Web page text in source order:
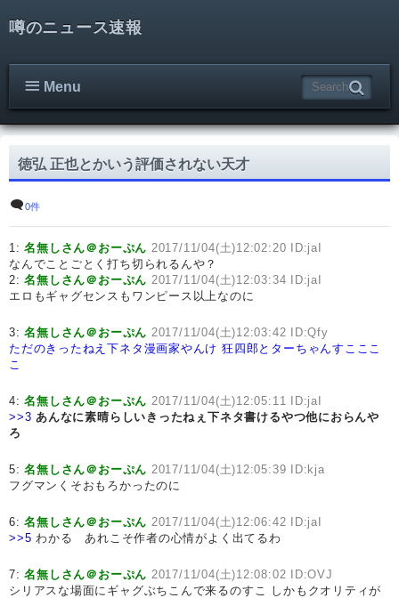
噂のニュース速報
Menu
徳弘 正也とかいう評価されない天才
0件
1:名無しさん＠おーぷん 2017/11/04(土)12:02:20 ID:jaI
なんでことごとく打ち切られるんや？
2:名無しさん＠おーぷん 2017/11/04(土)12:03:34 ID:jaI
エロもギャグセンスもワンピース以上なのに
3:名無しさん＠おーぷん 2017/11/04(土)12:03:42 ID:Qfy
ただのきったねえ下ネタ漫画家やんけ 狂四郎とターちゃんすこここ
こ
4:名無しさん＠おーぷん 2017/11/04(土)12:05:11 ID:jaI
>>3 あんなに素晴らしいきったねぇ下ネタ書けるやつ他におらんや
ろ
5:名無しさん＠おーぷん 2017/11/04(土)12:05:39 ID:kja
フグマンくそおもろかったのに
6:名無しさん＠おーぷん 2017/11/04(土)12:06:42 ID:jaI
>>5 わかる あれこそ作者の心情がよく出てるわ
7:名無しさん＠おーぷん 2017/11/04(土)12:08:02 ID:OVJ
シリアスな場面にギャグぶちこんで来るのすこ しかもクオリティが